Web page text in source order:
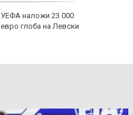
УЕФА наложи 23 000
евро глоба на Левски